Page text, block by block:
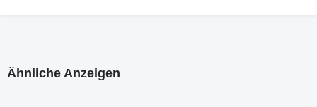
Ähnliche Anzeigen